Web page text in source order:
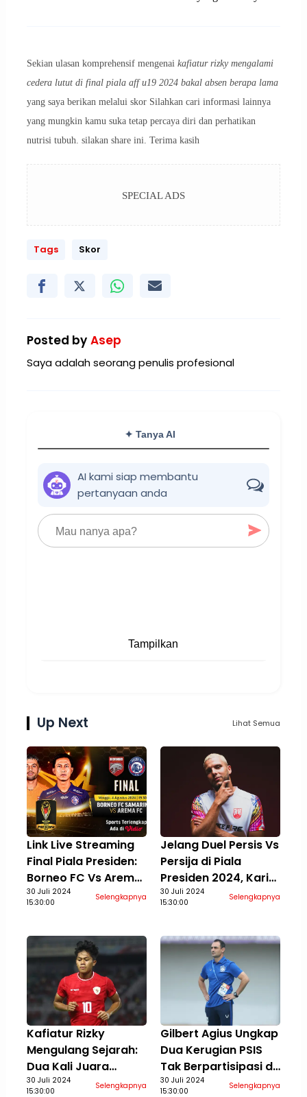
Sekian ulasan komprehensif mengenai kafiatur rizky mengalami
cedera lutut di final piala aff u19 2024 bakal absen berapa lama
yang saya berikan melalui skor Silahkan cari informasi lainnya
yang mungkin kamu suka tetap percaya diri dan perhatikan
nutrisi tubuh. silakan share ini. Terima kasih
SPECIAL ADS
Tags Skor
Posted by Asep
Saya adalah seorang penulis profesional
✦ Tanya AI
AI kami siap membantu
pertanyaan anda
Tampilkan
Up Next Lihat Semua
Link Live Streaming
Final Piala Presiden:
Borneo FC Vs Arema
di Vidio, 4 Agustus
30 Juli 2024
15:30:00
Selengkapnya
Jelang Duel Persis Vs
Persija di Piala
Presiden 2024, Karim
Rossi Berusaha
30 Juli 2024
15:30:00
Selengkapnya
Kafiatur Rizky
Mengulang Sejarah:
Dua Kali Juara
Bersama Timnas
30 Juli 2024
15:30:00
Selengkapnya
Gilbert Agius Ungkap
Dua Kerugian PSIS
Tak Berpartisipasi di
Piala Presiden 2024:
30 Juli 2024
15:30:00
Selengkapnya